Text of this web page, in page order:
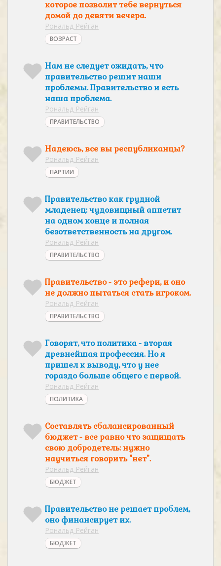
которое позволит тебе вернуться
домой до девяти вечера.
Рональд Рейган
ВОЗРАСТ
Нам не следует ожидать, что
правительство решит наши
проблемы. Правительство и есть
наша проблема.
Рональд Рейган
ПРАВИТЕЛЬСТВО
Надеюсь, все вы республиканцы?
Рональд Рейган
ПАРТИИ
Правительство как грудной
младенец: чудовищный аппетит
на одном конце и полная
безответственность на другом.
Рональд Рейган
ПРАВИТЕЛЬСТВО
Правительство - это рефери, и оно
не должно пытаться стать игроком.
Рональд Рейган
ПРАВИТЕЛЬСТВО
Говорят, что политика - вторая
древнейшая профессия. Но я
пришел к выводу, что у нее
гораздо больше общего с первой.
Рональд Рейган
ПОЛИТИКА
Составлять сбалансированный
бюджет - все равно что защищать
свою добродетель: нужно
научиться говорить "нет".
Рональд Рейган
БЮДЖЕТ
Правительство не решает проблем,
оно финансирует их.
Рональд Рейган
БЮДЖЕТ